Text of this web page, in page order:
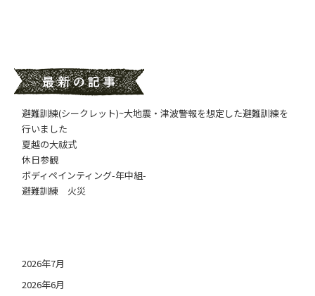
避難訓練(シークレット)~大地震・津波警報を想定した避難訓練を
行いました
夏越の大祓式
休日参観
ボディペインティング-年中組-
避難訓練 火災
2026年7月
2026年6月